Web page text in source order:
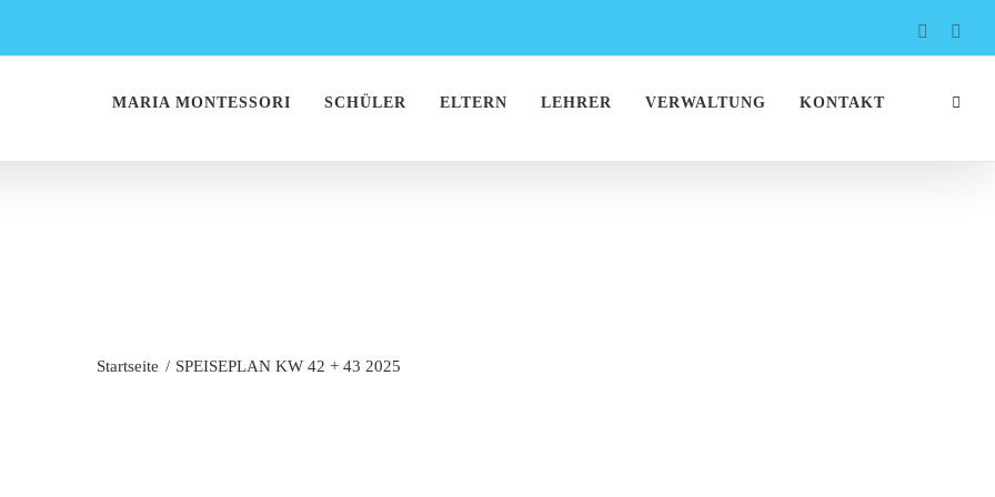
Facebook
MARIA MONTESSORI SCHÜLER ELTERN LEHRER VERWALTUNG KONTAKT
Startseite SPEISEPLAN KW 42 + 43 2025